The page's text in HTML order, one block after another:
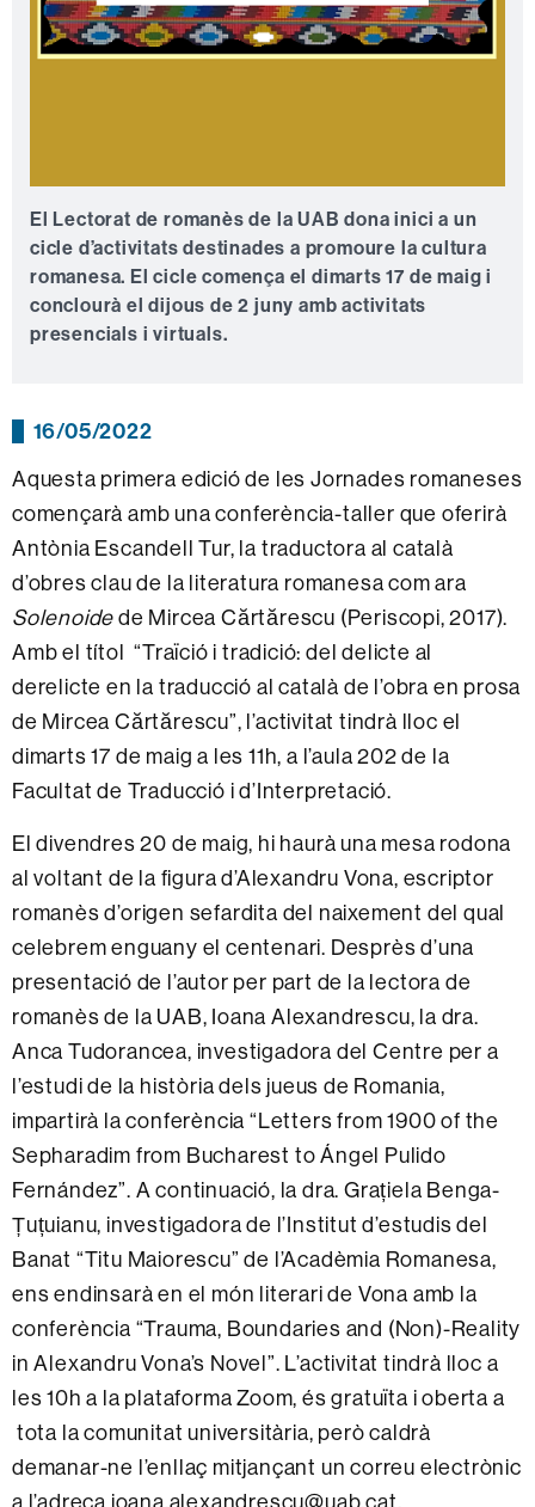
El Lectorat de romanès de la UAB dona inici a un
cicle d’activitats destinades a promoure la cultura
romanesa. El cicle comença el dimarts 17 de maig i
conclourà el dijous de 2 juny amb activitats
presencials i virtuals.
16/05/2022
Aquesta primera edició de les Jornades romaneses
començarà amb una conferència-taller que oferirà
Antònia Escandell Tur, la traductora al català
d’obres clau de la literatura romanesa com ara
Solenoidede Mircea Cărtărescu (Periscopi, 2017).
Amb el títol “Traïció i tradició: del delicte al
derelicte en la traducció al català de l’obra en prosa
de Mircea Cărtărescu”, l’activitat tindrà lloc el
dimarts 17 de maig a les 11h, a l’aula 202 de la
Facultat de Traducció i d’Interpretació.
El divendres 20 de maig, hi haurà una mesa rodona
al voltant de la figura d’Alexandru Vona, escriptor
romanès d’origen sefardita del naixement del qual
celebrem enguany el centenari. Desprès d’una
presentació de l’autor per part de la lectora de
romanès de la UAB, Ioana Alexandrescu, la dra.
Anca Tudorancea, investigadora del Centre per a
l’estudi de la història dels jueus de Romania,
impartirà la conferència “Letters from 1900 of the
Sepharadim from Bucharest to Ángel Pulido
Fernández”. A continuació, la dra. Grațiela Benga-
Țuțuianu, investigadora de l’Institut d’estudis del
Banat “Titu Maiorescu” de l’Acadèmia Romanesa,
ens endinsarà en el món literari de Vona amb la
conferència “Trauma, Boundaries and (Non)-Reality
in Alexandru Vona’s Novel”. L’activitat tindrà lloc a
les 10h a la plataforma Zoom, és gratuïta i oberta a
tota la comunitat universitària, però caldrà
demanar-ne l’enllaç mitjançant un correu electrònic
a l’adreça ioana.alexandrescu@uab.cat.